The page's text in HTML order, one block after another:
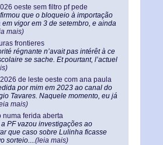
oeste sem filtro pf pede
que o bloqueio à importação
vigor em 3 de setembro, e ainda
mais)
frontieres
régnante n’avait pas intérêt à ce
se sache. Et pourtant, l’actuel
de leste oeste com ana paula
por mim em 2023 ao canal do
Tavares. Naquele momento, eu já
mais)
numa ferida aberta
PF vazou investigações ao
que caso sobre Lulinha ficasse
sorteio....(leia mais)